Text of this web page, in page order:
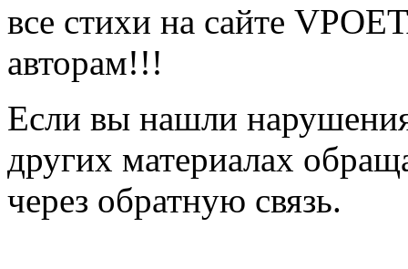
все стихи на сайте
авторам!!!
Если вы нашли
других материалах
через обратную связь.